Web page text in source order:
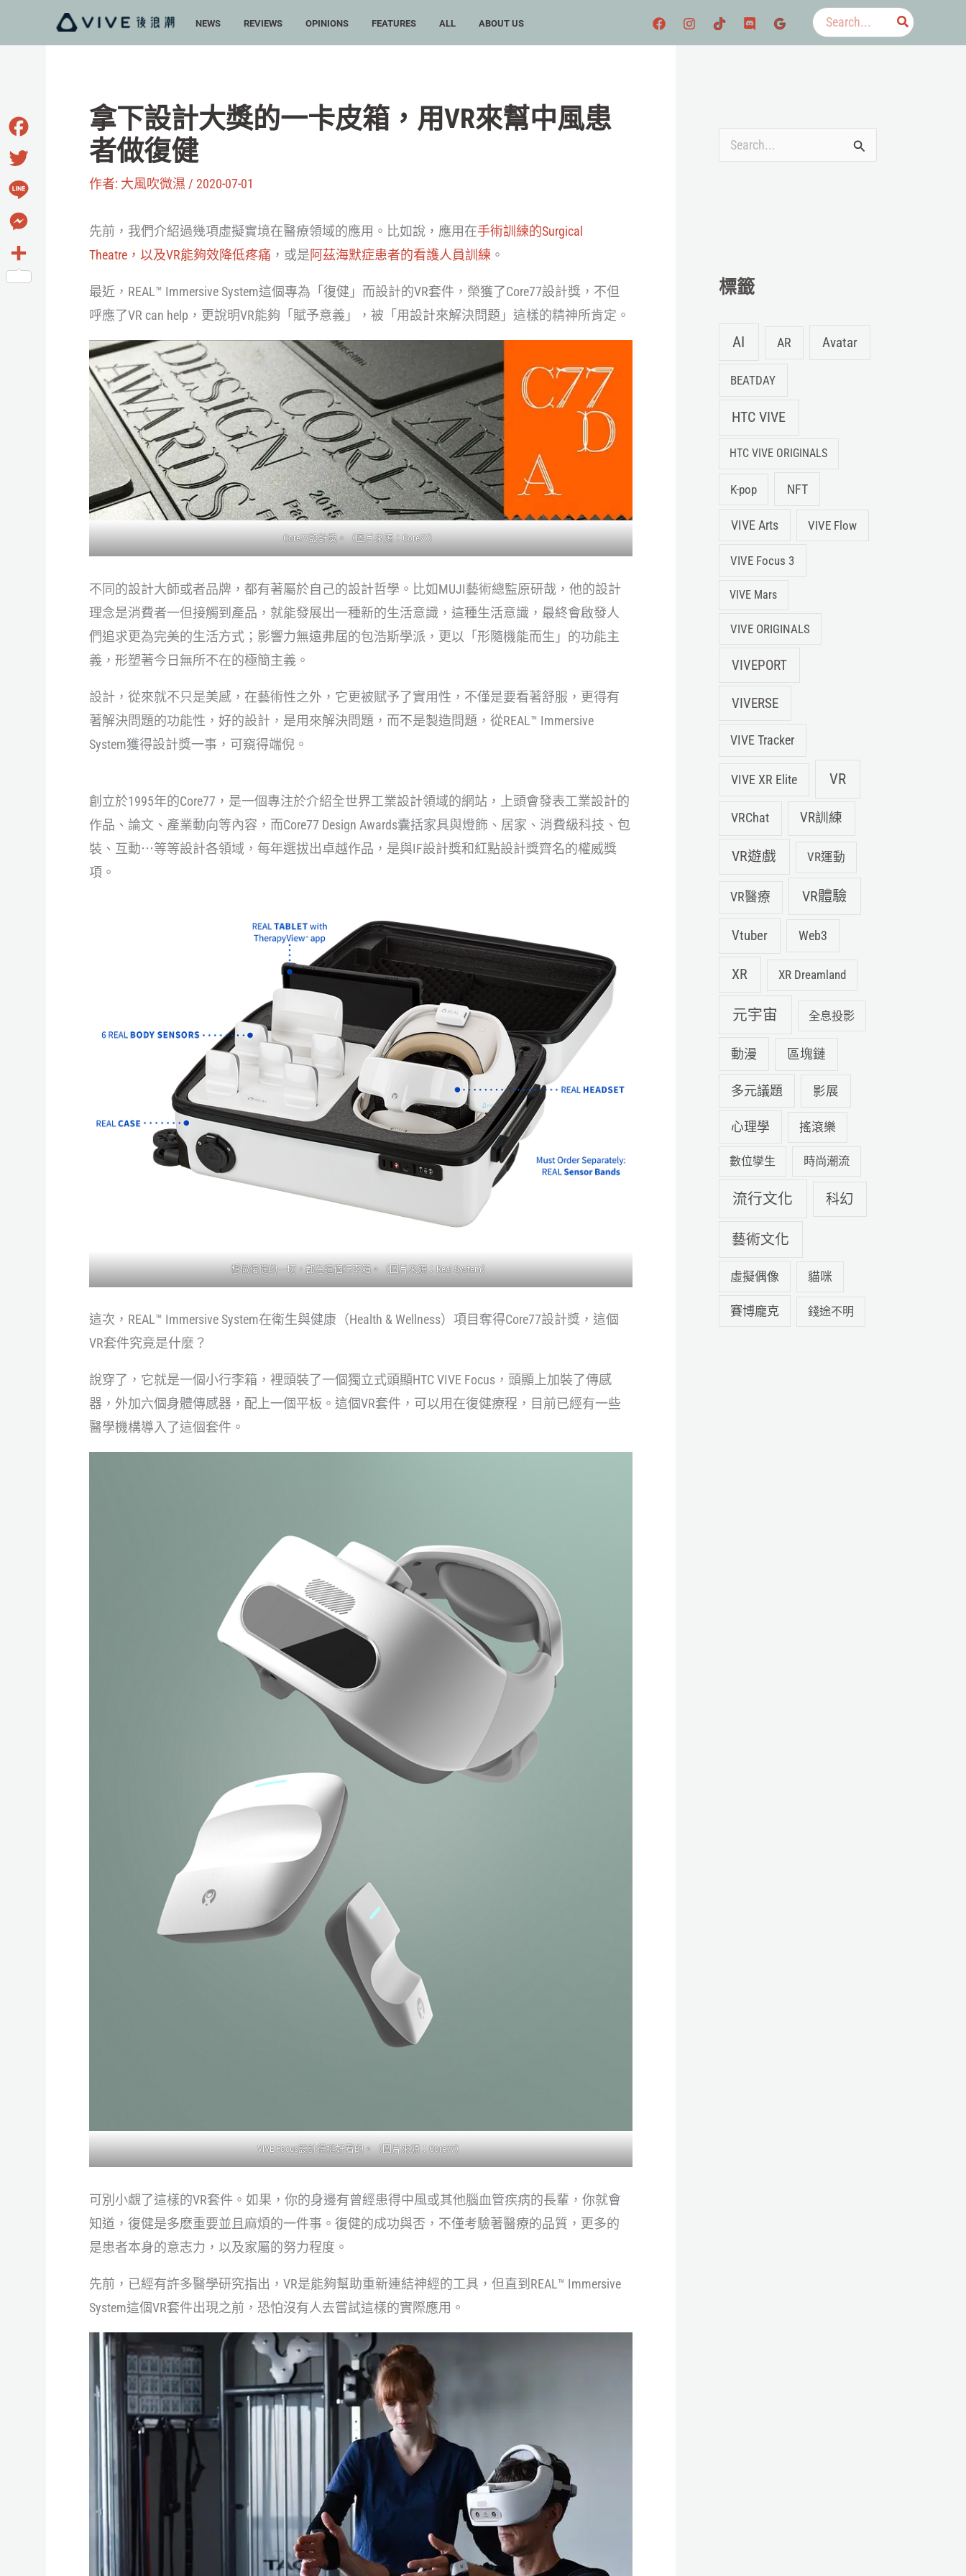
容
NEWS REVIEWS OPINIONS FEATURES ALL ABOUT US
搜
尋：
拿下設計大獎的一卡皮箱，用VR來幫中風患
者做復健
作者: 大風吹微濕 / 2020-07-01
先前，我們介紹過幾項虛擬實境在醫療領域的應用。比如說，應用在手術訓練的Surgical
Theatre，以及VR能夠效降低疼痛 ，或是阿茲海默症患者的看護人員訓練 。
最近，REAL™ Immersive System這個專為「復健」而設計的VR套件，榮獲了Core77設計獎，不但
呼應了VR can help，更說明VR能夠「賦予意義」，被「用設計來解決問題」這樣的精神所肯定。
Core77設計獎。（圖片來源：Core77）
不同的設計大師或者品牌，都有著屬於自己的設計哲學。比如MUJI藝術總監原研哉，他的設計
理念是消費者一但接觸到產品，就能發展出一種新的生活意識，這種生活意識，最終會啟發人
們追求更為完美的生活方式；影響力無遠弗屆的包浩斯學派，更以「形隨機能而生」的功能主
義，形塑著今日無所不在的極簡主義。
設計，從來就不只是美感，在藝術性之外，它更被賦予了實用性，不僅是要看著舒服，更得有
著解決問題的功能性，好的設計，是用來解決問題，而不是製造問題，從REAL™ Immersive
System獲得設計獎一事，可窺得端倪。
創立於1995年的Core77，是一個專注於介紹全世界工業設計領域的網站，上頭會發表工業設計的
作品、論文、產業動向等內容，而Core77 Design Awards囊括家具與燈飾、居家、消費級科技、包
裝、互動⋯等等設計各領域，每年選拔出卓越作品，是與IF設計獎和紅點設計獎齊名的權威獎
項。
想做復健的一切，都在這個行李箱。（圖片來源：Real System）
這次，REAL™ Immersive System在衛生與健康（Health & Wellness）項目奪得Core77設計獎，這個
VR套件究竟是什麼？
說穿了，它就是一個小行李箱，裡頭裝了一個獨立式頭顯HTC VIVE Focus，頭顯上加裝了傳感
器，外加六個身體傳感器，配上一個平板。這個VR套件，可以用在復健療程，目前已經有一些
醫學機構導入了這個套件。
VIVE Focus設計得挺好看的。（圖片來源：Core77）
可別小覷了這樣的VR套件。如果，你的身邊有曾經患得中風或其他腦血管疾病的長輩，你就會
知道，復健是多麽重要並且麻煩的一件事。復健的成功與否，不僅考驗著醫療的品質，更多的
是患者本身的意志力，以及家屬的努力程度。
先前，已經有許多醫學研究指出，VR是能夠幫助重新連結神經的工具，但直到REAL™ Immersive
System這個VR套件出現之前，恐怕沒有人去嘗試這樣的實際應用。
:標籤
AI AR Avatar
BEATDAY
HTC VIVE
HTC VIVE ORIGINALS
K-pop NFT
VIVE Arts VIVE Flow
VIVE Focus 3
VIVE Mars
VIVE ORIGINALS
VIVEPORT
VIVERSE
VIVE Tracker
VIVE XR Elite VR
VRChat VR訓練
VR遊戲 VR運動
VR醫療 VR體驗
Vtuber Web3
XR XR Dreamland
元宇宙 全息投影
動漫 區塊鏈
多元議題 影展
心理學 搖滾樂
數位孿生 時尚潮流
流行文化 科幻
藝術文化
虛擬偶像 貓咪
賽博龐克 錢途不明
Facebook
Twitter
Line
Messenger
分